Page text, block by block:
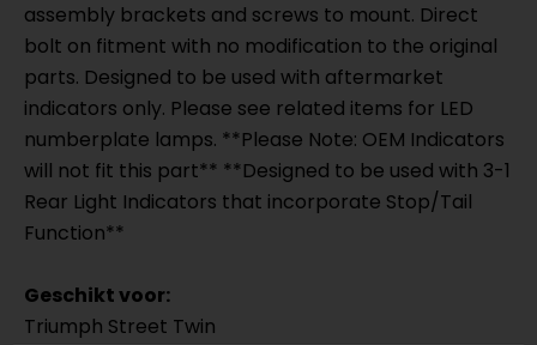
assembly brackets and screws to mount. Direct
bolt on fitment with no modification to the original
parts. Designed to be used with aftermarket
indicators only. Please see related items for LED
numberplate lamps. **Please Note: OEM Indicators
will not fit this part** **Designed to be used with 3-1
Rear Light Indicators that incorporate Stop/Tail
Function**
Geschikt voor:
Triumph Street Twin